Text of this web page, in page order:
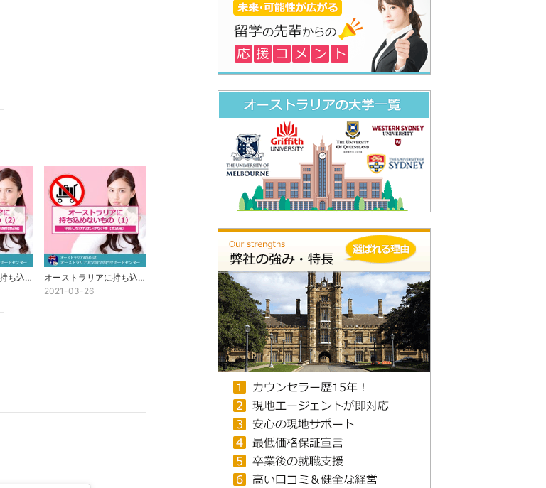
オーストラリアに持ち込めないもの（2）申告しなければいけない物【動物/植物製品】
オーストラリアに持ち込めないもの（1）~申告しなければいけないもの【食品編】~
2021-03-26